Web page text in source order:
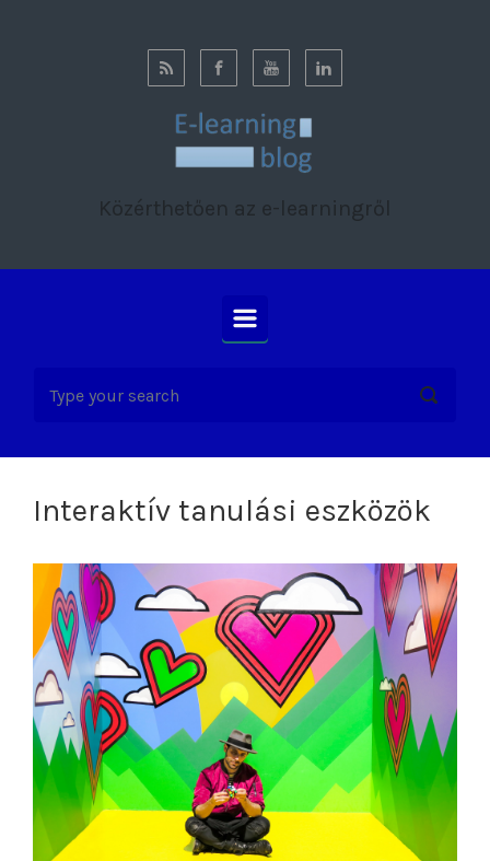
Közérthetően az e-learningről
Interaktív tanulási eszközök